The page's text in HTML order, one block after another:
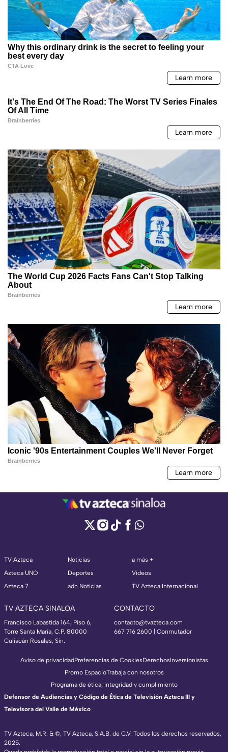
TV Azteca
Azteca UNO
Azteca 7
Noticias
Deportes
adn Noticias
a más +
Videos
TV Azteca Internacional
TV AZTECA SINALOA
Francisco Labastida 164, Piso 6,
Torre Santa María, C.P. 80000
Culiacán Rosales, Sin.
CONTACTO
contacto@tvazteca.com
667 716 2600 | Conmutador
TV Azteca, M.R. & ©, TV Azteca, S.A.B. de C.V. Todos los derechos reservados,
2025.
Aviso de privacidadPreferencias de CookiesDerechosInversionistas
Promo EspacioTrabaja con nosotros
Programa de ética, integridad y cumplimiento
Defensor de Audiencias y Código de Ética de Televisión Azteca III y
Televisora del Valle de México